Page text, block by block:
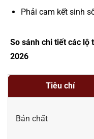
Phải cam kết sinh
So sánh chi tiết các lộ
2026
Tiêu chí
Bản chất